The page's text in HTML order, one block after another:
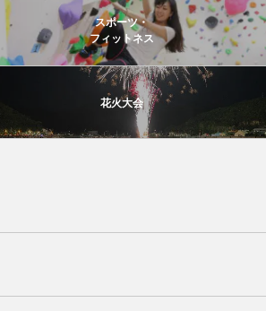
スポーツ・
フィットネス
花火大会